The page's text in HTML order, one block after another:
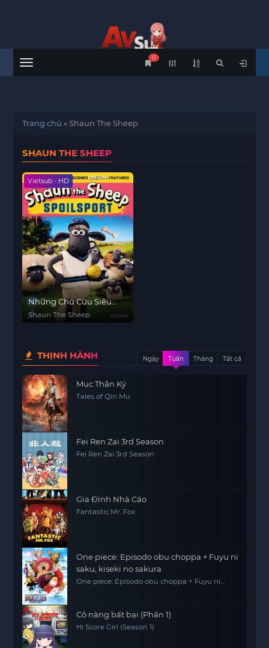
Menu
0
Trang chủ »Shaun The Sheep
SHAUN THE SHEEP
Vietsub - HD
Những Chú Cừu Siêu
Quậy
Shaun The Sheep
THỊNH HÀNH Ngày Tuần Tháng Tất cả
Mục Thần Ký
Tales of Qin Mu
Fei Ren Zai 3rd Season
Fei Ren Zai 3rd Season
Gia Đình Nhà Cáo
Fantastic Mr. Fox
One piece: Episodo obu choppa + Fuyu ni
saku, kiseki no sakura
One piece: Episodo obu choppa + Fuyu ni
Cô nàng bất bại (Phần 1)
Hi Score Girl (Season 1)